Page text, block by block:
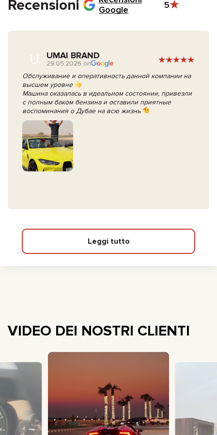
Recensioni
Google
5
U UMAI BRAND
29.05.2026 on
Обслуживание и оперативность данной компании на
высшем уровне
Машина оказалась в идеальном состоянии, привезли
с полным баком бензина и оставили приятные
воспоминания о Дубае на всю жизнь
Leggi tutto
VIDEO DEI NOSTRI CLIENTI